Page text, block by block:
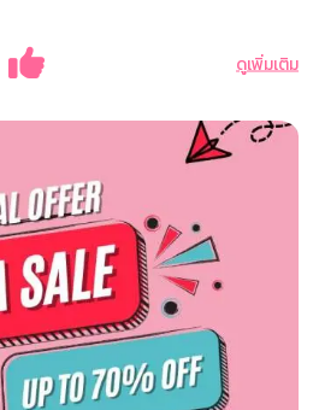
ดูเพิ่มเติม